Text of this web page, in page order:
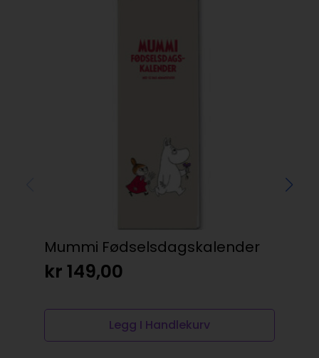
Mummi Fødselsdagskalender
kr 149,00
Legg I Handlekurv